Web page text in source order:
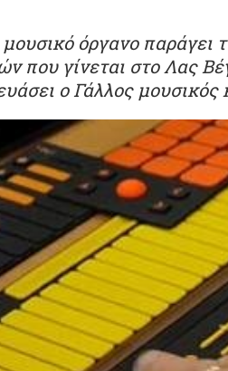
όργανο παράγει
που γίνεται στο Λας
ο Γάλλος